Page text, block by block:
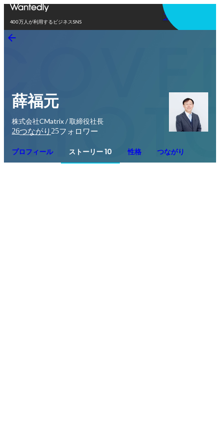
400万人が利用するビジネスSNS
アプリを使う
薛福元
株式会社CMatrix / 取締役社長
26つながり 25フォロワー
プロフィール ストーリー 10 性格 つながり